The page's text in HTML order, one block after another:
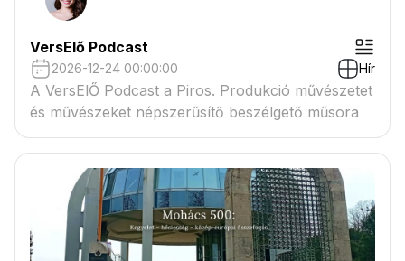
VersElő Podcast
2026-12-24 00:00:00 Hír
A VersElŐ Podcast a Piros. Produkció művészetet
és művészeket népszerűsítő beszélgető műsora